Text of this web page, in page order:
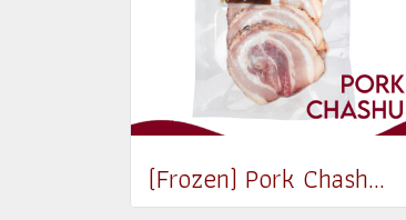
(Frozen) Pork Chashu 150g